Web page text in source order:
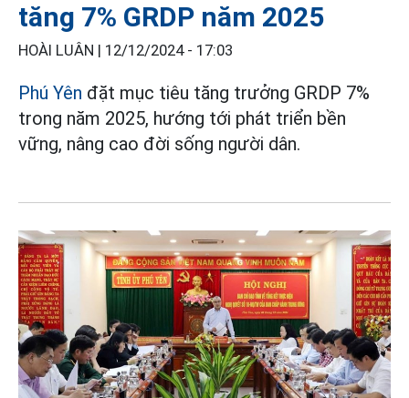
tăng 7% GRDP năm 2025
HOÀI LUÂN | 12/12/2024 - 17:03
Phú Yên đặt mục tiêu tăng trưởng GRDP 7%
trong năm 2025, hướng tới phát triển bền
vững, nâng cao đời sống người dân.